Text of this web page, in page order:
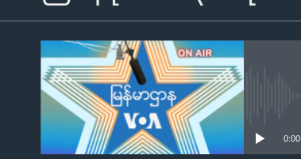
0:00